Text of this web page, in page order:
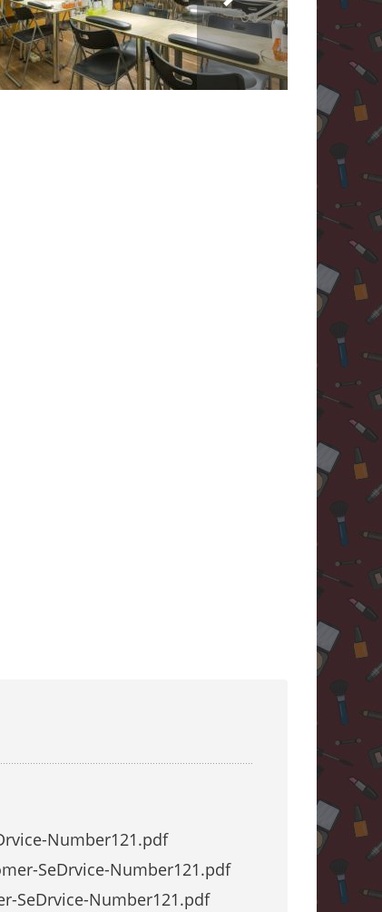
Number121.pdf
SeDrvice-Number121.pdf
SeDrvice-Number121.pdf